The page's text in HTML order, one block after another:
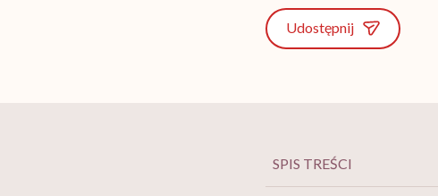
Udostępnij
SPIS TREŚCI